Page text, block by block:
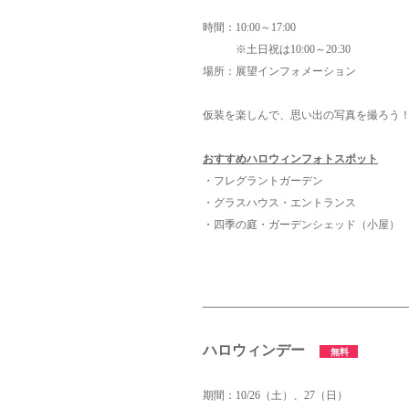
時間：10:00～17:00
※土日祝は10:00～20:30
場所：展望インフォメーション
仮装を楽しんで、思い出の写真を撮ろう
おすすめハロウィンフォトスポット
・フレグラントガーデン
・グラスハウス・エントランス
・四季の庭・ガーデンシェッド（小屋）
ハロウィンデー 無料
期間：10/26（土）、27 （日）